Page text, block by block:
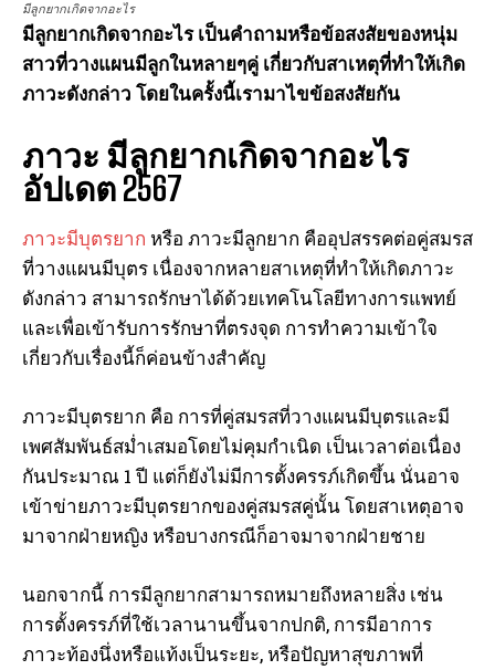
มีลูกยากเกิดจากอะไร
มีลูกยากเกิดจากอะไร เป็นคำถามหรือข้อสงสัยของหนุ่ม
สาวที่วางแผนมีลูกในหลายๆคู่ เกี่ยวกับสาเหตุที่ทำให้เกิด
ภาวะดังกล่าว โดยในครั้งนี้เรามาไขข้อสงสัยกัน
ภาวะ มีลูกยากเกิดจากอะไร
อัปเดต 2567
ภาวะมีบุตรยาก หรือ ภาวะมีลูกยาก คืออุปสรรคต่อคู่สมรส
ที่วางแผนมีบุตร เนื่องจากหลายสาเหตุที่ทำให้เกิดภาวะ
ดังกล่าว สามารถรักษาได้ด้วยเทคโนโลยีทางการแพทย์
และเพื่อเข้ารับการรักษาที่ตรงจุด การทำความเข้าใจ
เกี่ยวกับเรื่องนี้ก็ค่อนข้างสำคัญ
ภาวะมีบุตรยาก คือ การที่คู่สมรสที่วางแผนมีบุตรและมี
เพศสัมพันธ์สม่ำเสมอโดยไม่คุมกำเนิด เป็นเวลาต่อเนื่อง
กันประมาณ 1 ปี แต่ก็ยังไม่มีการตั้งครรภ์เกิดขึ้น นั่นอาจ
เข้าข่ายภาวะมีบุตรยากของคู่สมรสคู่นั้น โดยสาเหตุอาจ
มาจากฝ่ายหญิง หรือบางกรณีก็อาจมาจากฝ่ายชาย
นอกจากนี้ การมีลูกยากสามารถหมายถึงหลายสิ่ง เช่น
การตั้งครรภ์ที่ใช้เวลานานขึ้นจากปกติ, การมีอาการ
ภาวะท้องนึ่งหรือแท้งเป็นระยะ, หรือปัญหาสุขภาพที่